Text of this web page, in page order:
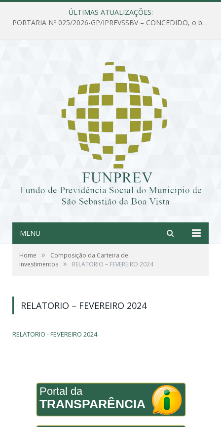
ÚLTIMAS ATUALIZAÇÕES:
PORTARIA Nº 025/2026-GP/IPREVSSBV – CONCEDIDO, o benefício de PENSÃO a MARIA ESTELA DOS SANTOS SOUZA
MENU
Home »
Composição da Carteira de
Investimentos » RELATORIO – FEVEREIRO 2024
RELATORIO – FEVEREIRO 2024
RELATORIO - FEVEREIRO 2024
Portal da
TRANSPARÊNCIA